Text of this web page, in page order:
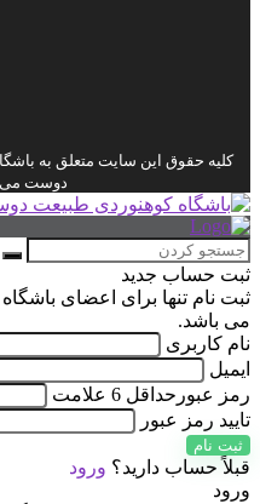
کلیه حقوق این سایت متعلق به
دوست می
ثبت حساب جدید
ثبت نام تنها برای اعضای
می باشد.
نام کاربری
ایمیل
رمز عبور حداقل 6 علامت
تایید رمز عبور
ثبت نام
قبلاً حساب دارید؟ ورود
ورود